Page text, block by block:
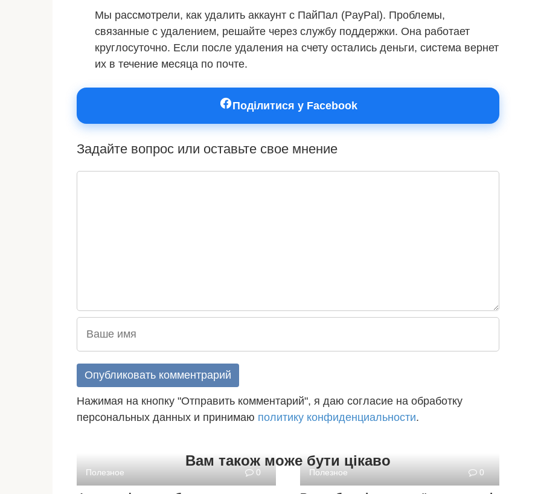
Мы рассмотрели, как удалить аккаунт с ПайПал (PayPal). Проблемы,
связанные с удалением, решайте через службу поддержки. Она работает
круглосуточно. Если после удаления на счету остались деньги, система вернет
их в течение месяца по почте.
Поділитися у Facebook
Задайте вопрос или оставьте свое мнение
Нажимая на кнопку "Отправить комментарий", я даю согласие на обработку
персональных данных и принимаю политику конфиденциальности.
Вам також може бути цікаво
Полезное 0 Полезное 0